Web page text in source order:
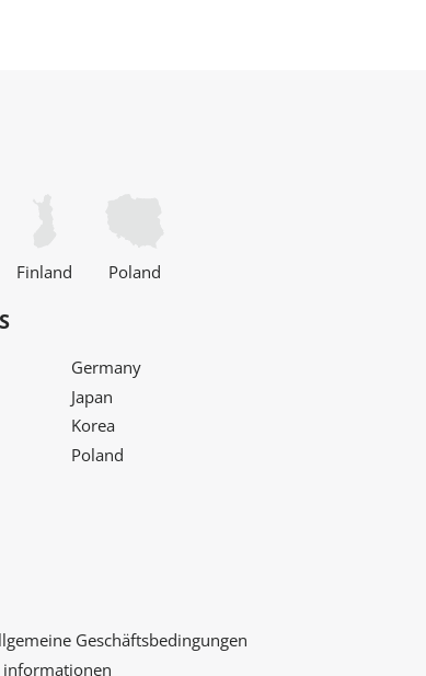
Finland Poland
Germany
Japan
Korea
Poland
Geschäftsbedingungen
informationen